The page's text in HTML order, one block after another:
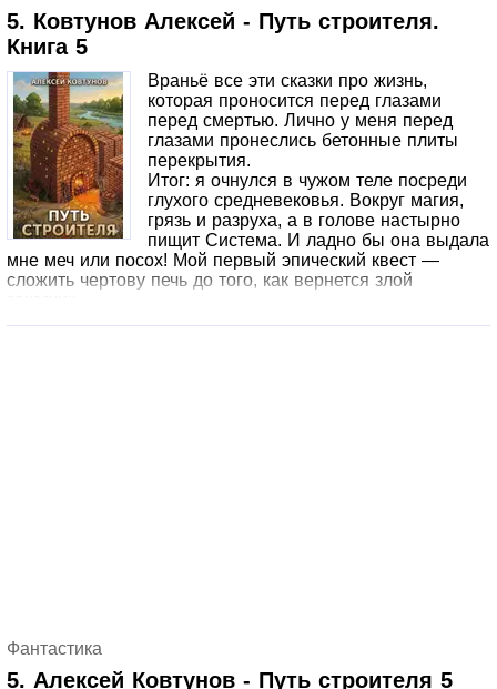
5. Ковтунов Алексей - Путь строителя.
Книга 5
Враньё все эти сказки про жизнь,
которая проносится перед глазами
перед смертью. Лично у меня перед
глазами пронеслись бетонные плиты
перекрытия.
Итог: я очнулся в чужом теле посреди
глухого средневековья. Вокруг магия,
грязь и разруха, а в голове настырно
пищит Система. И ладно бы она выдала
мне меч или посох! Мой первый эпический квест —
сложить чертову печь до того, как вернется злой
Фантастика
5. Алексей Ковтунов - Путь строителя 5